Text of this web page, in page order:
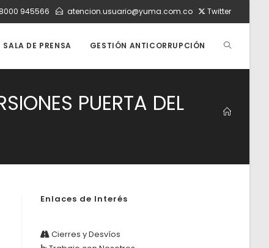
945566 atencion.usuario@yuma.com.co Twitter
SALA DE PRENSA GESTIÓN ANTICORRUPCIÓN ALTERNAR
PUERTA DEL
Enlaces de Interés
Cierres y Desvíos